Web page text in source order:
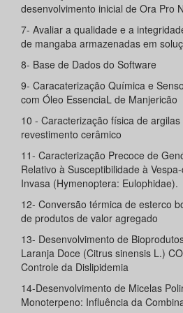
desenvolvimento inicial de Ora Pro
7- Avaliar a qualidade e a
de mangaba armazenadas em
8- Base de Dados do Software
9- Caracaterização Química e
com Óleo EssenciaL de Manjericão
10 - Caracterização física de
revestimento cerâmico
11- Caracterização Precoce de
Relativo à Susceptibilidade à
Invasa (Hymenoptera: Eulophidae).
12- Conversão térmica de esterco
de produtos de valor agregado
13- Desenvolvimento de
Laranja Doce (Citrus sinensis L.)
Controle da Dislipidemia
14-Desenvolvimento de Micelas
Monoterpeno: Influência da